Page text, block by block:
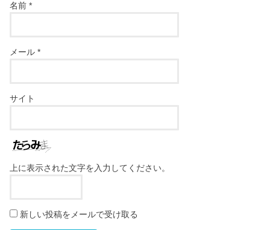
名前*
メール*
サイト
上に表示された文字を入力してください。
新しい投稿をメールで受け取る